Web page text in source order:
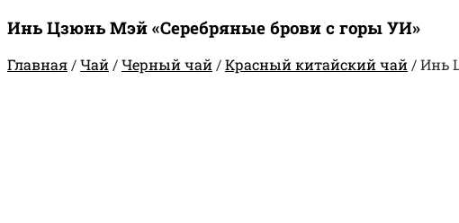
Инь Цзюнь Мэй «Серебряные брови с горы УИ»
Главная/Чай/Черный чай/Красный китайский чай/Инь